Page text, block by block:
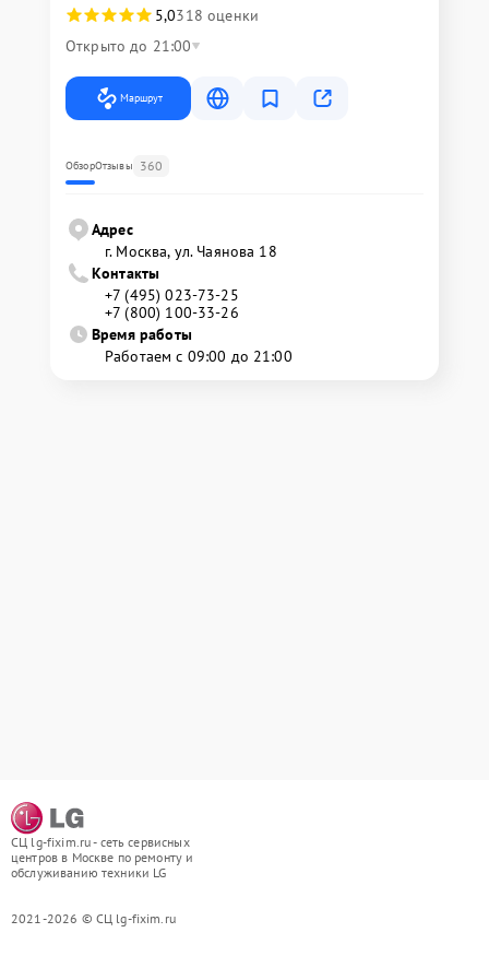
5,0318 оценки
Открыто до 21:00
Маршрут
ОбзорОтзывы 360
Адрес
г. Москва, ул. Чаянова 18
Контакты
+7 (495) 023-73-25
+7 (800) 100-33-26
Время работы
Работаем с 09:00 до 21:00
СЦ lg-fixim.ru - сеть сервисных
центров в Москве по ремонту и
обслуживанию техники LG
2021-2026 © СЦ lg-fixim.ru